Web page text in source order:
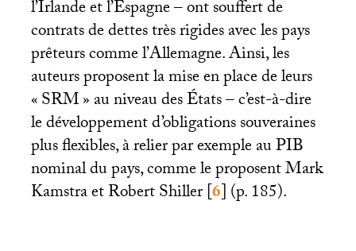
l’Irlande et l’Espagne – ont souffert de
contrats de dettes très rigides avec les pays
prêteurs comme l’Allemagne. Ainsi, les
auteurs proposent la mise en place de leurs
«SRM» au niveau des États – c’est-à-dire
le développement d’obligations souveraines
plus flexibles, à relier par exemple auPIB
nominal du pays, comme le proposent Mark
Kamstra et Robert Shiller[6](p. 185).